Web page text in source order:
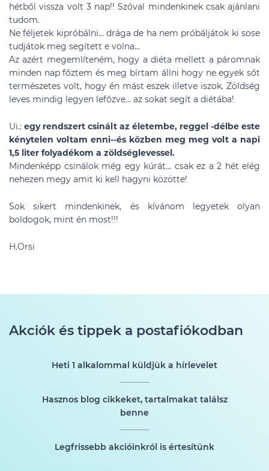
hétből vissza volt 3 nap!! Szóval mindenkinek csak ajánlani
tudom.
Ne féljetek kipróbálni... drága de ha nem próbáljátok ki sose
tudjátok meg segített e volna...
Az azért megemlíteném, hogy a diéta mellett a páromnak
minden nap főztem és meg bírtam állni hogy ne egyek sőt
természetes volt, hogy én mást eszek illetve iszok. Zöldség
leves mindig legyen lefőzve... az sokat segít a diétába!
Ui.: egy rendszert csinált az életembe, reggel -délbe este
kénytelen voltam enni--és közben meg meg volt a napi
1,5 liter folyadékom a zöldséglevessel.
Mindenképp csinálok még egy kúrát... csak ez a 2 hét elég
nehezen megy amit ki kell hagyni közötte!
Sok sikert mindenkinek, és kívánom legyetek olyan
boldogok, mint én most!!!
H.Orsi
Akciók és tippek a postafiókodban
Heti 1 alkalommal küldjük a hírlevelet
Hasznos blog cikkeket, tartalmakat találsz
benne
Legfrissebb akcióinkról is értesítünk